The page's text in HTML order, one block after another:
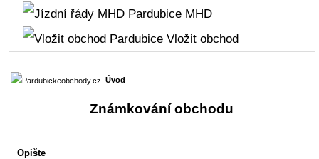
MHD
Vložit obchod
Úvod
Známkování obchodu
Opište